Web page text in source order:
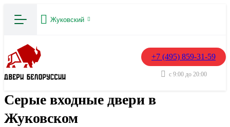
Жуковский
+7 (495) 859-31-59
с 9:00 до 20:00
Серые входные двери в
Жуковском